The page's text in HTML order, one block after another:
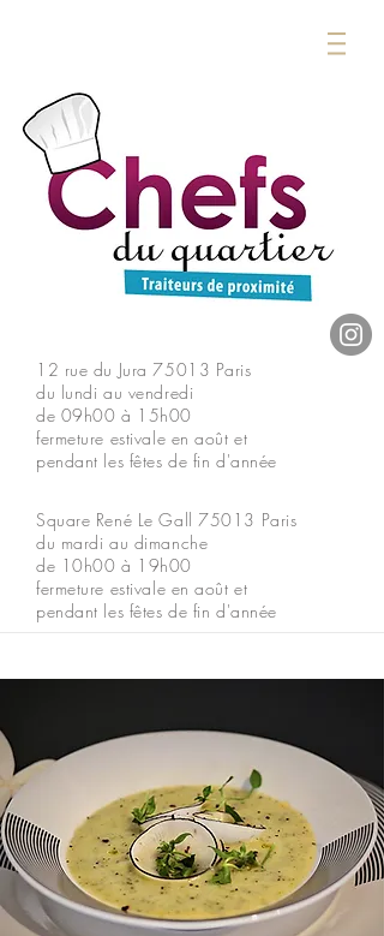
12 rue du Jura75013 Paris
du lundi au vendredi
de 09h00 à 15h00
fermeture estivale en août et
pendant les fêtes de fin d'année
Square René Le Gall75013 Paris
du mardi au dimanche
de 10h00 à 19h00
fermeture estivale en août et
pendant les fêtes de fin d'année